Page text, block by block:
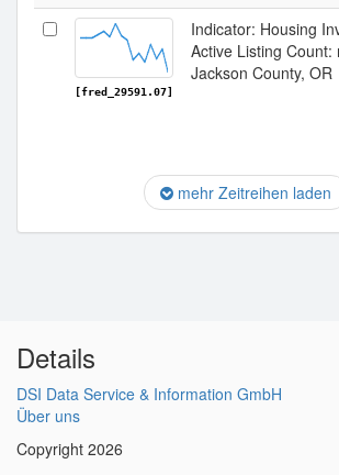
[fred_29591.07]
Indicator: Housing
Active Listing Count:
Jackson County, OR
mehr Zeitreihen laden
Details
DSI Data Service & Information GmbH
Über uns
Copyright 2026